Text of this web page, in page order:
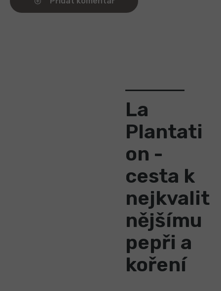
La
Plantati
on -
cesta k
nejkvalit
nějšímu
pepři a
koření